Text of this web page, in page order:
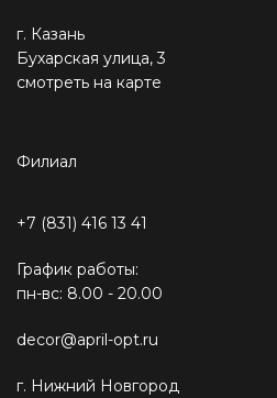
г. Казань
Бухарская улица, 3
смотреть на карте
Филиал
+7 (831) 416 13 41
График работы:
пн-вс: 8.00 - 20.00
decor@april-opt.ru
г. Нижний Новгород